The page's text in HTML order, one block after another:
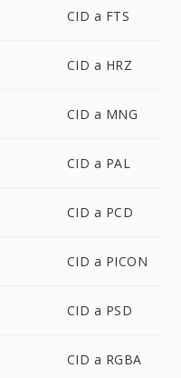
CID a FTS
CID a HRZ
CID a MNG
CID a PAL
CID a PCD
CID a PICON
CID a PSD
CID a RGBA